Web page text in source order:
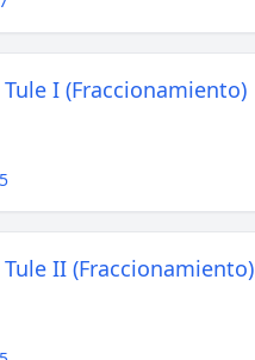
I (Fraccionamiento)
II (Fraccionamiento)